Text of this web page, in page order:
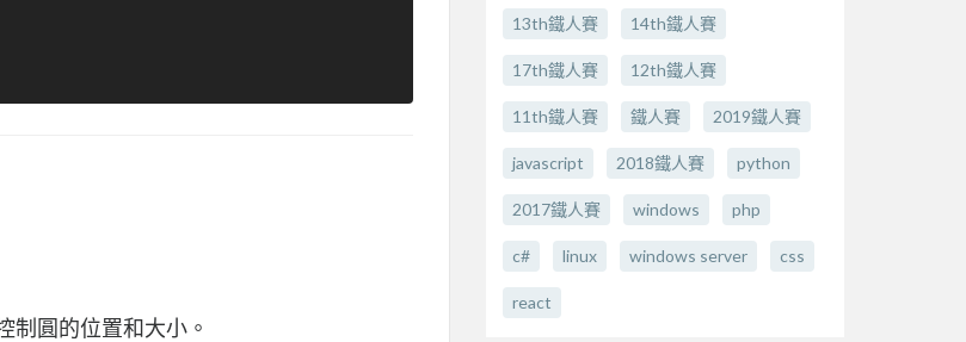
制圓的位置和大小。
13th鐵人賽 14th鐵人賽
17th鐵人賽 12th鐵人賽
11th鐵人賽 鐵人賽 2019鐵人賽
javascript 2018鐵人賽 python
2017鐵人賽 windows php
c# linux windows server css
react